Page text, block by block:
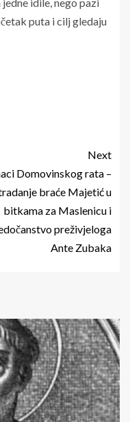
puta i cilj gledaju
Next
Domovinskog rata –
braće Majetić u
bitkama za Maslenicu i
preživjeloga
Ante Zubaka